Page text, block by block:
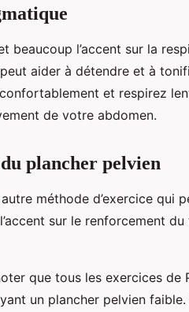
beaucoup l’accent sur la
aider à détendre et à
et respirez
de votre abdomen.
plancher pelvien
méthode d’exercice qui
sur le renforcement
que tous les exercices de
un plancher pelvien